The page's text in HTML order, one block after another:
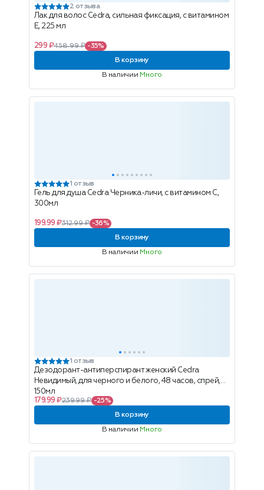
2 отзыва
Лак для волос Cedra, сильная фиксация, с витамином
Е, 225 мл
299 ₽458.99 ₽ -35%
В корзину
В наличии Много
1 отзыв
Гель для душа Cedra Черника-личи, с витамином С,
300мл
199.99 ₽312.99 ₽ -36%
В корзину
В наличии Много
1 отзыв
Дезодорант-антиперспирант женский Cedra
Невидимый, для черного и белого, 48 часов, спрей,
150мл
179.99 ₽239.99 ₽ -25%
В корзину
В наличии Много